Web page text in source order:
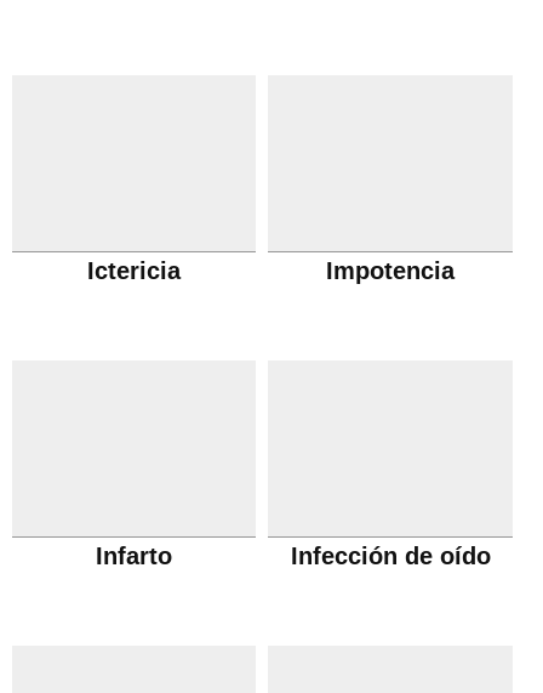
Ictericia Impotencia
Infarto Infección de oído